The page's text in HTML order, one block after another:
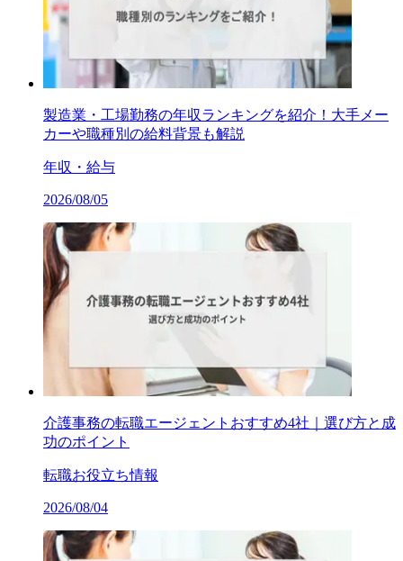
製造業・工場勤務の年収ランキングを紹介！大手メー
カーや職種別の給料背景も解説
年収・給与
2026/08/05
介護事務の転職エージェントおすすめ4社｜選び方と成
功のポイント
転職お役立ち情報
2026/08/04